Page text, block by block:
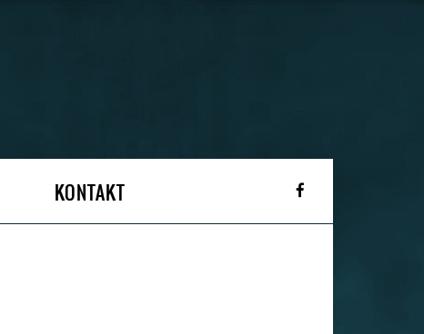
KONTAKT